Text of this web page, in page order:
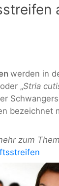
werden in
„Stria
bezeichnet
zum